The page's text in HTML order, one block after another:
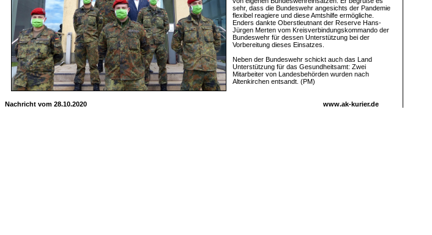
sehr, dass die Bundeswehr angesichts der Pandemie
flexibel reagiere und diese Amtshilfe ermögliche.
Enders dankte Oberstleutnant der Reserve Hans-
Jürgen Merten vom Kreisverbindungskommando der
Bundeswehr für dessen Unterstützung bei der
Vorbereitung dieses Einsatzes.
Neben der Bundeswehr schickt auch das Land
Unterstützung für das Gesundheitsamt: Zwei
Mitarbeiter von Landesbehörden wurden nach
Altenkirchen entsandt. (PM)
Nachricht vom 28.10.2020 www.ak-kurier.de